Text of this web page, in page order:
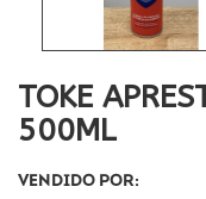
TOKE
500ML
VENDIDO POR: